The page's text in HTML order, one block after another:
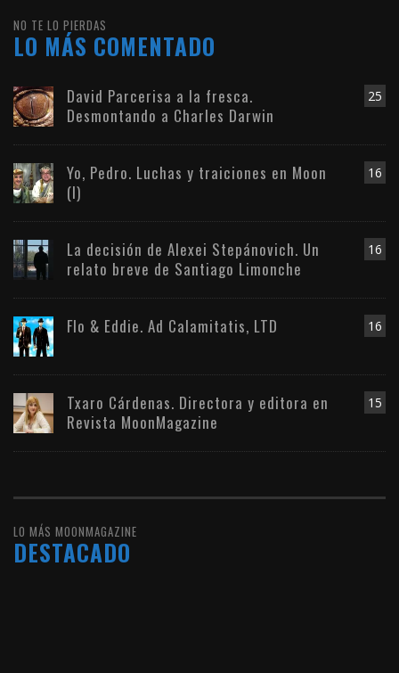
NO TE LO PIERDAS
LO MÁS COMENTADO
25
David Parcerisa a la fresca.
Desmontando a Charles Darwin
16
Yo, Pedro. Luchas y traiciones en Moon
(I)
16
La decisión de Alexei Stepánovich. Un
relato breve de Santiago Limonche
16
Flo & Eddie. Ad Calamitatis, LTD
15
Txaro Cárdenas. Directora y editora en
Revista MoonMagazine
LO MÁS MOONMAGAZINE
DESTACADO